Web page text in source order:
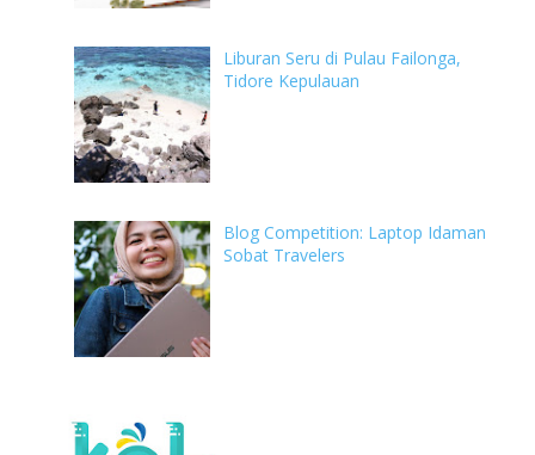
Liburan Seru di Pulau Failonga,
Tidore Kepulauan
Blog Competition: Laptop Idaman
Sobat Travelers